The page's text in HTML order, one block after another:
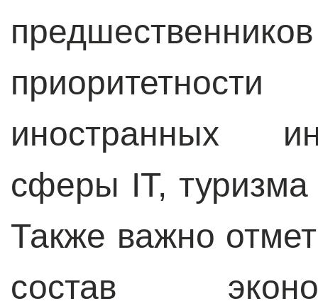
иностранных
сферы IT, туризма
Также важно
состав